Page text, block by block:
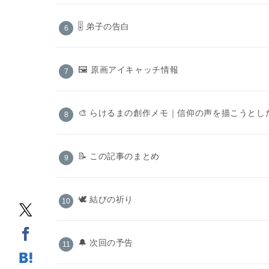
🎚️ 弟子の告白
🖼 原画アイキャッチ情報
🎨 らけるまの創作メモ｜信仰の声を描こうとし
📝 この記事のまとめ
🕊️ 結びの祈り
🔔 次回の予告